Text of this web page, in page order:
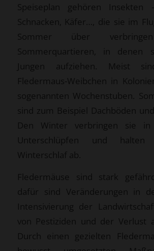
Speiseplan gehören Insekten
Schnacken, Käfer…, die sie im
Sommer über
Sommerquartieren, in denen
Jungen aufziehen. Meist
Fledermaus-Weibchen in
sogenannten Wochenstuben.
sind zum Beispiel Dachböden
Den Winter verbringen sie in
Unterschlüpfen und
Winterschlaf ab.
Fledermäuse sind stark
dafür sind Veränderungen in
Intensivierung der
von Pestiziden und der Verlust
Durch einen gezielten